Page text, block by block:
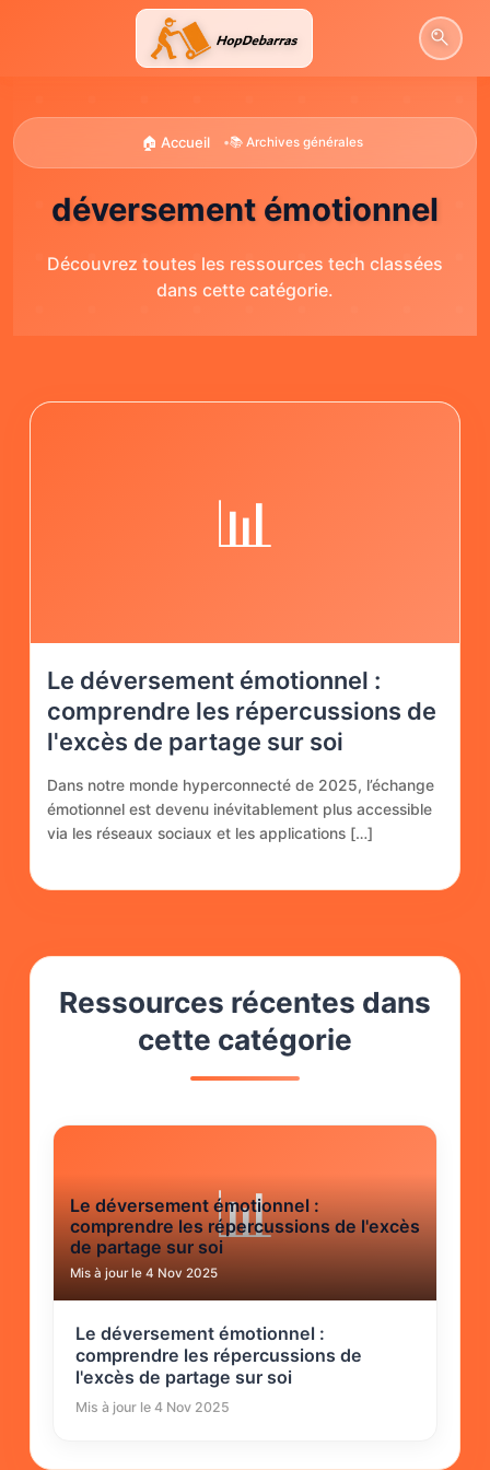
🏠 Accueil •📚 Archives générales
déversement émotionnel
Découvrez toutes les ressources tech classées
dans cette catégorie.
📊
Le déversement émotionnel :
comprendre les répercussions de
l'excès de partage sur soi
Dans notre monde hyperconnecté de 2025, l’échange
émotionnel est devenu inévitablement plus accessible
via les réseaux sociaux et les applications […]
Ressources récentes dans
cette catégorie
📊
Le déversement émotionnel :
comprendre les répercussions de l'excès
de partage sur soi
Mis à jour le 4 Nov 2025
Le déversement émotionnel :
comprendre les répercussions de
l'excès de partage sur soi
Mis à jour le 4 Nov 2025